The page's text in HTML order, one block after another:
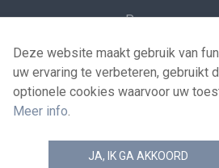
Voorwaarden voor het
Contacteer
news.belgium
Deze website maakt gebruik van
uw ervaring te verbeteren, gebruikt
optionele cookies waarvoor uw
Meer info.
JA, IK GA AKKOORD